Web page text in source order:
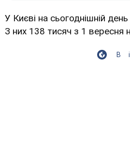
У Києві на сьогоднішній
З них 138 тисяч з 1 вересня